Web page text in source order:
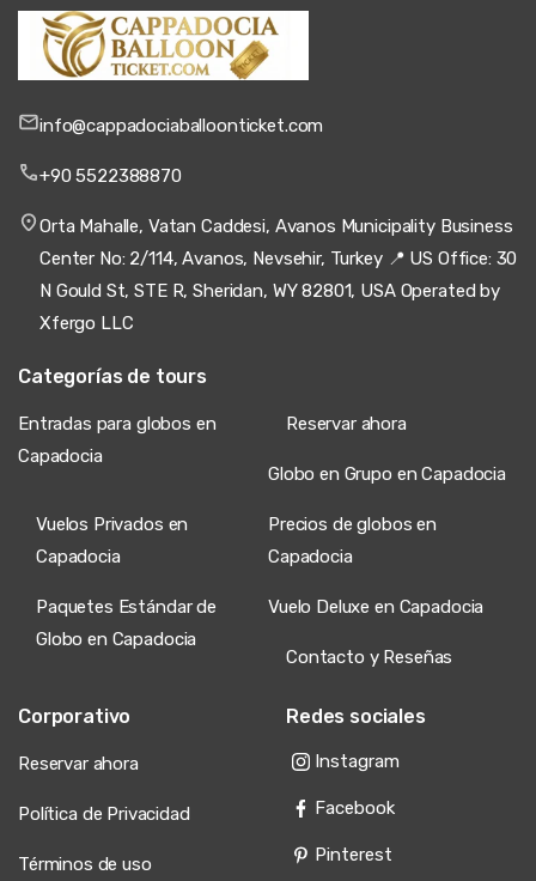
info@cappadociaballoonticket.com
+90 5522388870
Orta Mahalle, Vatan Caddesi, Avanos Municipality Business
Center No: 2/114, Avanos, Nevsehir, Turkey 📍 US Office: 30
N Gould St, STE R, Sheridan, WY 82801, USA Operated by
Xfergo LLC
Categorías de tours
Entradas para globos en
Capadocia
Reservar ahora
Globo en Grupo en Capadocia
Vuelos Privados en
Capadocia
Precios de globos en
Capadocia
Paquetes Estándar de
Globo en Capadocia
Vuelo Deluxe en Capadocia
Contacto y Reseñas
Corporativo
Reservar ahora
Política de Privacidad
Términos de uso
Redes sociales
Instagram
Facebook
Pinterest